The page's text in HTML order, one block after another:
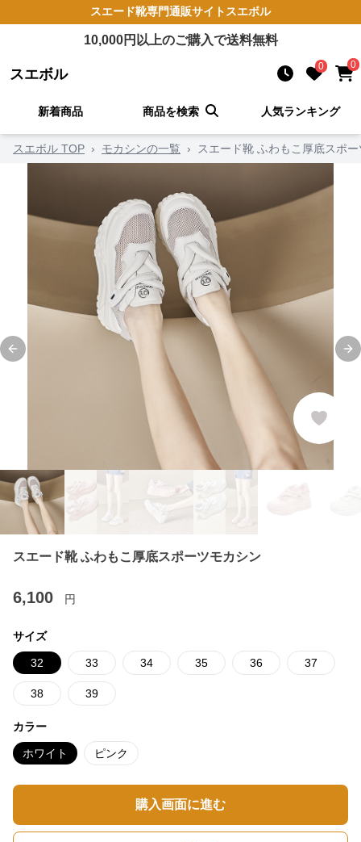
スエード靴専門通販サイト スエボル
10,000円以上のご購入で送料無料
スエボル 0 0
新着商品 商品を検索 人気ランキング
スエボル TOP › モカシンの一覧 › スエード靴 ふわもこ厚底スポ
Previous slide
スエード靴 ふわもこ厚底スポーツモカシン
6,100 円
サイズ
32 33 34 35 36 37
38 39
カラー
ホワイト ピンク
購入画面に進む